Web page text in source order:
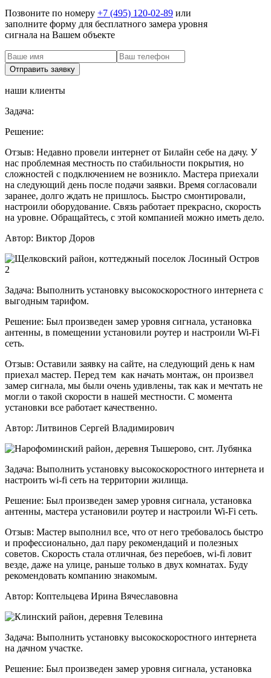
Позвоните по номеру +7 (495) 120-02-89 или
заполните форму для бесплатного замера уровня
сигнала на Вашем объекте
наши клиенты
Задача:
Решение:
Отзыв: Недавно провели интернет от Билайн себе на дачу. У
нас проблемная местность по стабильности покрытия, но
сложностей с подключением не возникло. Мастера приехали
на следующий день после подачи заявки. Время согласовали
заранее, долго ждать не пришлось. Быстро смонтировали,
настроили оборудование. Связь работает прекрасно, скорость
на уровне. Обращайтесь, с этой компанией можно иметь дело.
Автор: Виктор Доров
Задача: Выполнить установку высокоскоростного интернета с
выгодным тарифом.
Решение: Был произведен замер уровня сигнала, установка
антенны, в помещении установили роутер и настроили Wi-Fi
сеть.
Отзыв: Оставили заявку на сайте, на следующий день к нам
приехал мастер. Перед тем как начать монтаж, он произвел
замер сигнала, мы были очень удивлены, так как и мечтать не
могли о такой скорости в нашей местности. С момента
установки все работает качественно.
Автор: Литвинов Сергей Владимирович
Задача: Выполнить установку высокоскоростного интернета и
настроить wi-fi сеть на территории жилища.
Решение: Был произведен замер уровня сигнала, установка
антенны, мастера установили роутер и настроили Wi-Fi сеть.
Отзыв: Мастер выполнил все, что от него требовалось быстро
и профессионально, дал пару рекомендаций и полезных
советов. Скорость стала отличная, без перебоев, wi-fi ловит
везде, даже на улице, раньше только в двух комнатах. Буду
рекомендовать компанию знакомым.
Автор: Коптельцева Ирина Вячеславовна
Задача: Выполнить установку высокоскоростного интернета
на дачном участке.
Решение: Был произведен замер уровня сигнала, установка